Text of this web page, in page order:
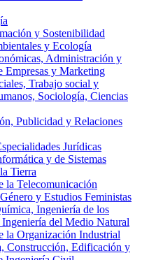
y Sostenibilidad
y Ecología
Administración y
Empresas y Marketing
Trabajo social y
Sociología, Ciencias
Publicidad y Relaciones
Jurídicas
y de Sistemas
Tierra
la Telecomunicación
y Estudios Feministas
Ingeniería de los
Ingeniería del Medio Natural
la Organización Industrial
Construcción, Edificación y